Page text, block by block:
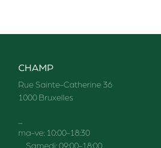
CHAMP
Rue Sainte-Catherine 36
1000 Bruxelles
ma-ve: 10:00-18:30
Samedi: 09:00-18:00